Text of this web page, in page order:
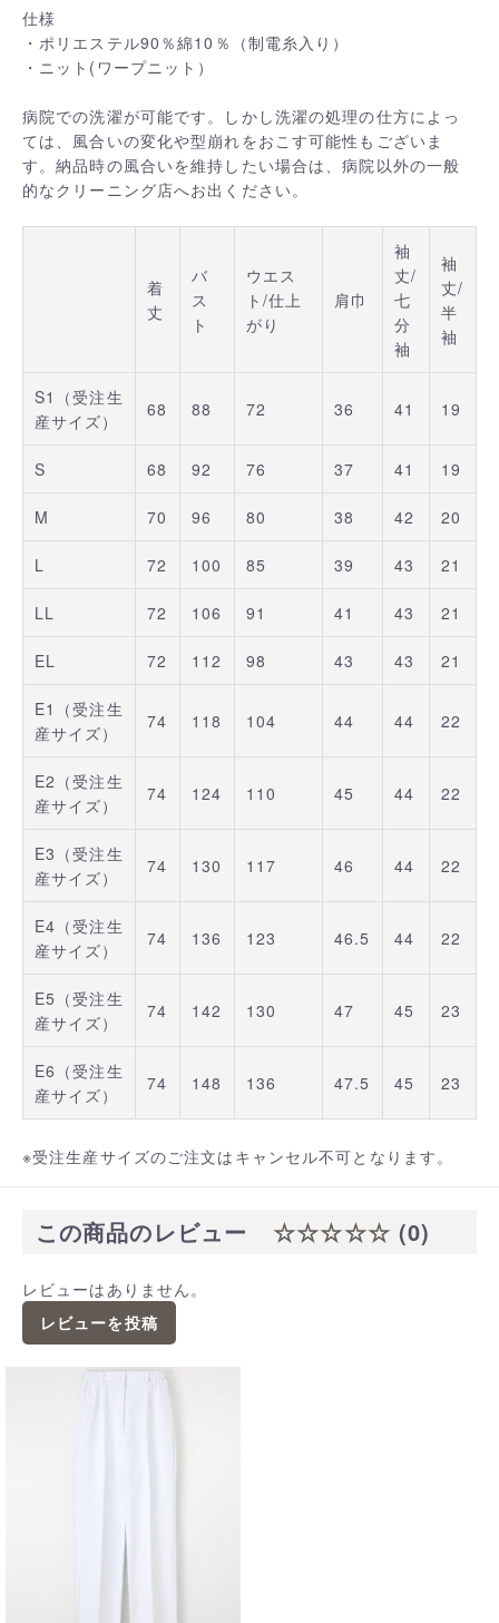
仕様
・ポリエステル90％綿10％（制電糸入り）
・ニット(ワープニット）
病院での洗濯が可能です。しかし洗濯の処理の仕方によっ
ては、風合いの変化や型崩れをおこす可能性もございま
す。納品時の風合いを維持したい場合は、病院以外の一般
的なクリーニング店へお出ください。
着
丈
バ
ス
ト
ウエス
ト/仕上
がり
肩巾
袖
丈/
七
分
袖
袖
丈/
半
袖
S1（受注生
産サイズ）
68 88 72 36 41 19
S 68 92 76 37 41 19
M 70 96 80 38 42 20
L 72 100 85 39 43 21
LL 72 106 91 41 43 21
EL 72 112 98 43 43 21
E1（受注生
産サイズ）
74 118 104 44 44 22
E2（受注生
産サイズ）
74 124 110 45 44 22
E3（受注生
産サイズ）
74 130 117 46 44 22
E4（受注生
産サイズ）
74 136 123 46.5 44 22
E5（受注生
産サイズ）
74 142 130 47 45 23
E6（受注生
産サイズ）
74 148 136 47.5 45 23
※受注生産サイズのご注文はキャンセル不可となります。
この商品のレビュー ☆☆☆☆☆ (0)
レビューはありません。
レビューを投稿